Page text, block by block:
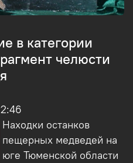
в категории
челюсти
Находки останков
пещерных медведей на
юге Тюменской области